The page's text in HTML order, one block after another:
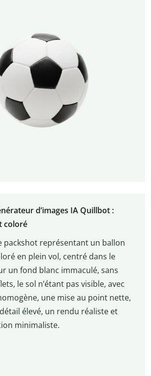
d’images IA Quillbot :
coloré
packshot représentant un ballon
en plein vol, centré dans le
un fond blanc immaculé, sans
le sol n’étant pas visible, avec
une mise au point nette,
élevé, un rendu réaliste et
minimaliste.